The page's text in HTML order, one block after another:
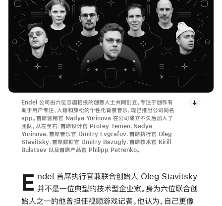
Endel 公司由六位志趣相投的创意人士共同创立，专注于创作有
助于用户专注、入睡和放松的个性化背景音乐，现已推出公司同名
app。首席营销官 Nadya Yurinova 在公司成立不久后加入了
团队。从左至右：首席设计官 Protey Temen、Nadya
Yurinova、首席音乐官 Dmitry Evgrafov、首席执行官 Oleg
Stavitsky、首席数据官 Dmitry Bezugly、首席技术官 Kirill
Bulatsev 以及首席产品官 Philipp Petrenko。
E ndel 首席执行官兼联合创始人 Oleg Stavitsky
并不是一位典型的技术型企业家。身为六位联合创
始人之一的他曾担任视频游戏记者。他认为，自己更像